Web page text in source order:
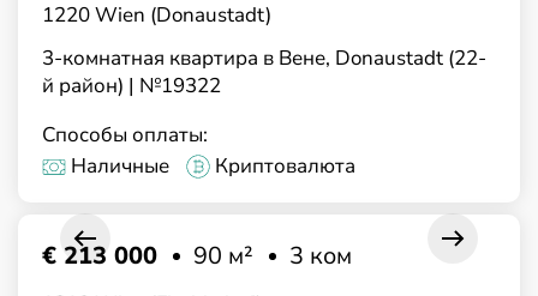
3-комнатная квартира в Вене, Donaustadt (22-
й район) | №19322
1220 Wien (Donaustadt)
Способы оплаты:
Наличные
Криптовалюта
€ 213 000 90 м² 3 ком